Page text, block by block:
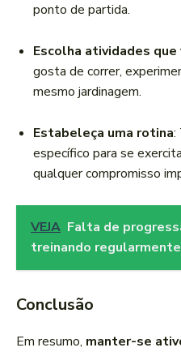
ponto de partida.
Escolha atividades
gosta de correr,
mesmo jardinagem.
Estabeleça uma rotina:
específico para se
qualquer compromisso
VEJA Falta de
treinando regularmente
Conclusão
Em resumo, manter-se